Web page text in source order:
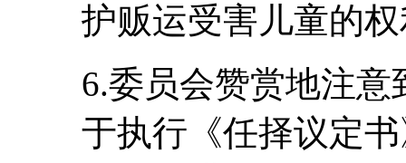
护贩运受害儿童的
6.委员会赞赏地注
于执行《任择议定